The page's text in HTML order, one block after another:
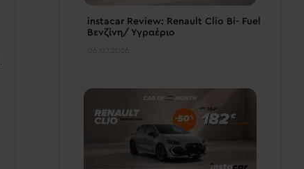
instacar Review: Renault Clio Bi- Fuel
Βενζίνη/ Υγραέριο
06.07.2026